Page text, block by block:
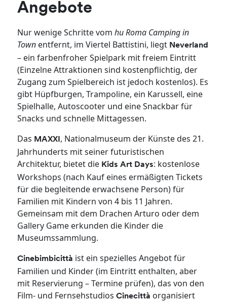
Angebote
Nur wenige Schritte vomhu Roma Camping in
Town entfernt, im Viertel Battistini, liegt Neverland
– ein farbenfroher Spielpark mit freiem Eintritt
(Einzelne Attraktionen sind kostenpflichtig, der
Zugang zum Spielbereich ist jedoch kostenlos). Es
gibt Hüpfburgen, Trampoline, ein Karussell, eine
Spielhalle, Autoscooter und eine Snackbar für
Snacks und schnelle Mittagessen.
Das MAXXI, Nationalmuseum der Künste des 21.
Jahrhunderts mit seiner futuristischen
Architektur, bietet die Kids Art Days: kostenlose
Workshops (nach Kauf eines ermäßigten Tickets
für die begleitende erwachsene Person) für
Familien mit Kindern von 4 bis 11 Jahren.
Gemeinsam mit dem Drachen Arturo oder dem
Gallery Game erkunden die Kinder die
Museumssammlung.
Cinebimbicittà ist ein spezielles Angebot für
Familien und Kinder (im Eintritt enthalten, aber
mit Reservierung – Termine prüfen), das von den
Film- und FernsehstudiosCinecittà organisiert